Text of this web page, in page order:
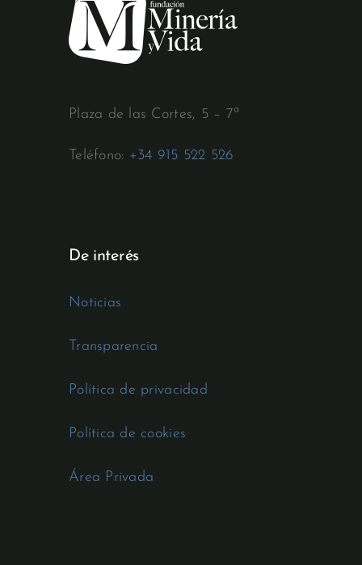
Plaza de las Cortes, 5 – 7ª
Teléfono: +34 915 522 526
De interés
Noticias
Transparencia
Política de privacidad
Política de cookies
Área Privada